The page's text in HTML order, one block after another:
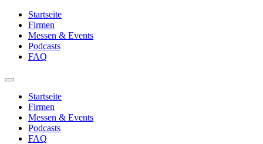
Startseite
Firmen
Messen & Events
Podcasts
FAQ
Toggle
navigationStartseite
Firmen
Messen & Events
Podcasts
FAQ